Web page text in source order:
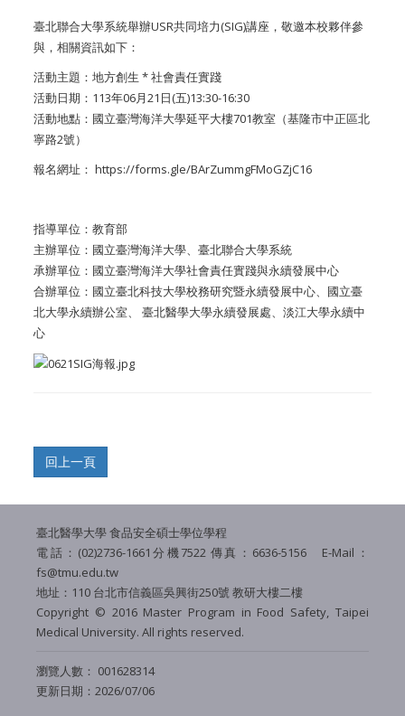
臺北聯合大學系統舉辦USR共同培力(SIG)講座，敬邀本校夥伴參
與，相關資訊如下：
活動主題：地方創生 * 社會責任實踐
活動日期：113年06月21日(五)13:30-16:30
活動地點：國立臺灣海洋大學延平大樓701教室（基隆市中正區北
寧路2號）
報名網址：https://forms.gle/BArZummgFMoGZjC16
指導單位：教育部
主辦單位：國立臺灣海洋大學、臺北聯合大學系統
承辦單位：國立臺灣海洋大學社會責任實踐與永續發展中心
合辦單位：國立臺北科技大學校務研究暨永續發展中心、 國立臺
北大學永續辦公室、 臺北醫學大學永續發展處、淡江大學永續中
心
臺北醫學大學 食品安全碩士學位學程
電話：(02)2736-1661分機7522 傳真：6636-5156 E-Mail：
fs@tmu.edu.tw
地址：110 台北市信義區吳興街250號 教研大樓二樓
Copyright © 2016 Master Program in Food Safety,Taipei
Medical University. All rights reserved.
瀏覽人數： 001628314
更新日期：2026/07/06